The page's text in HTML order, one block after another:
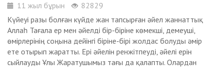
11 жыл бұрын
82829
Күйеуі разы болған күйде жан тапсырған әйел жаннаттық
Аллаһ Тағала ер мен әйелді бір-біріне көмекші, демеуші,
өмірлерінің соңына дейінгі біріне-бірі жолдас болуды әмір
ете отырып жаратты. Ері әйелін ренжітпеуді, әйелі ерін
сыйлауды Ұлы Жаратушымыз тағы да қалапты. Олардан